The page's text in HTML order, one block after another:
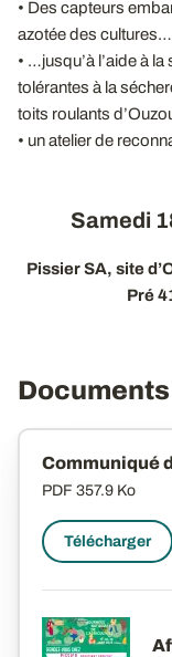
• Des capteurs
azotée des cultures…
• …jusqu’à l’aide à
tolérantes à la
toits roulants
• un atelier de
Samedi
Pissier SA, site
Pré
Communiqué
PDF 357.9 Ko
Télécharger